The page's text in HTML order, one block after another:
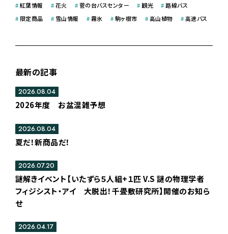
#紅葉情報 #花火 #菅の台バスセンター # 観光 # 路線バス
# 限定商品 # 雪山情報 #霧氷 #駒ヶ根市 #高山植物 #高速バス
最新の記事
2026年度 お盆混雑予想
2026.08.04
夏だ！新商品だ！
2026.08.04
謎解きイベント【いたずら５人組+１匹 V.S 謎の物理学者
フィジシスト・アイ 大脱出！千畳敷研究所】開催のお知ら
せ
2026.07.20
2026.04.17